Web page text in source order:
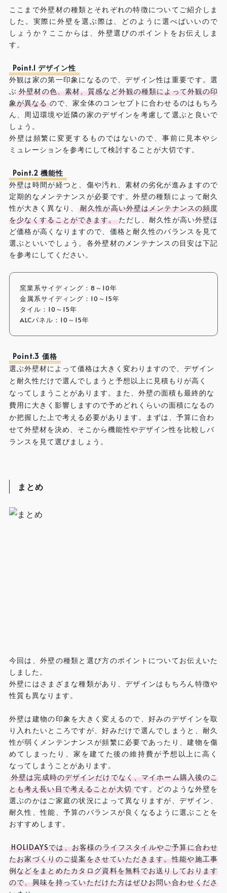
ここまで外壁材の種類とそれぞれの特徴についてご紹介しま
した。実際に外壁を選ぶ際は、どのように選べばいいので
しょうか？ここからは、外壁選びのポイントをお伝えしま
す。
Point.1 デザイン性
外観は家の第一印象になるので、デザイン性は重要です。選
ぶ 外壁材の色、素材、質感など外観の種類によって外観の印
象が異なる ので、家全体のコンセプトに合わせるのはもちろ
ん、周辺環境や近隣の家のデザインを考慮して選ぶと良いで
しょう。
外壁は頻繁に変更するものではないので、事前に見本やシ
ミュレーションを参考にして検討することが大切です。
Point.2 機能性
外壁は時間が経つと、傷や汚れ、素材の劣化が進みますので
定期的なメンテナンスが必要です。外壁の種類によって耐久
性が大きく異なり、
耐久性が高い外壁はメンテナンスの頻度
を少なくすることができます。 ただし、耐久性が高い外壁ほ
ど価格が高くなりますので、価格と耐久性のバランスを見て
選ぶといいでしょう。各外壁材のメンテナンスの目安は下記
を参考にしてください。
窯業系サイディング：8～10年
金属系サイディング：10～15年
タイル：10～15年
ALCパネル：10～15年
Point.3 価格
選ぶ外壁材によって価格は大きく変わりますので、デザイン
と耐久性だけで選んでしまうと予想以上に見積もりが高く
なってしまうことがあります。また、外壁の面積も最終的な
費用に大きく影響しますので予めどれくらいの面積になるの
か把握した上で考える必要があります。まずは、予算に合わ
せて外壁材を決め、そこから機能性やデザイン性を比較しバ
ランスを見て選びましょう。
まとめ
今回は、外壁の種類と選び方のポイントについてお伝えいた
しました。
外壁にはさまざまな種類があり、デザインはもちろん特徴や
性質も異なります。
外壁は建物の印象を大きく変えるので、好みのデザインを取
り入れたいところですが、好みだけで選んでしまうと、耐久
性が弱くメンテンナンスが頻繁に必要であったり、建物を傷
めてしまったり、家を建てた後の維持費が予想以上に高く
なってしまうことがあります。
外壁は完成時のデザインだけでなく、マイホーム購入後のこ
とも考え長い目で考えることが大切 です。どのような外壁を
選ぶのかはご家庭の状況によって異なりますが、デザイン、
耐久性、性能、予算のバランスが良くなるように選ぶことを
おすすめします。
HOLIDAYSでは、お客様のライフスタイルやご予算に合わせ
たお家づくりのご提案をさせていただきます。性能や施工事
例などをまとめたカタログ資料を無料でお送りしております
ので、興味を持っていただけた方はぜひお問い合わせくださ